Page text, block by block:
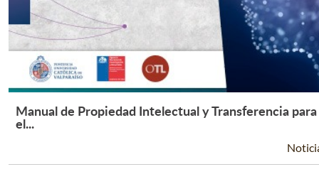
Leer Más +
Manual de Propiedad Intelectual y Transferencia para
el...